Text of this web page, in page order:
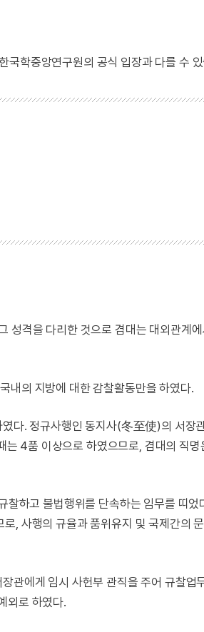
국학중앙연구원의 공식 입장과 다를 수
성격을 다리한 것으로 겸대는 대외관계
내의 지방에 대한 감찰활동만을 하였다.
다. 정규사행인 동지사(冬至使)의 서장
4품 이상으로 하였으므로, 겸대의 직명
찰하고 불법행위를 단속하는 임무를 띠었
, 사행의 규율과 품위유지 및 국제간의
관에게 임시 사헌부 관직을 주어 규찰업
외로 하였다.